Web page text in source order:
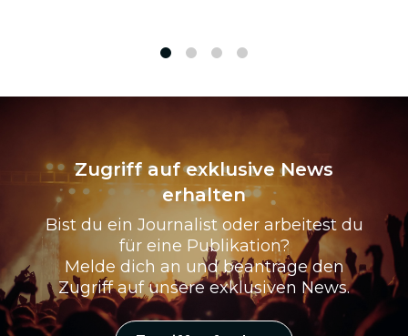
Zugriff auf exklusive News
erhalten
Bist du ein Journalist oder arbeitest du
für eine Publikation?
Melde dich an und beantrage den
Zugriff auf unsere exklusiven News.